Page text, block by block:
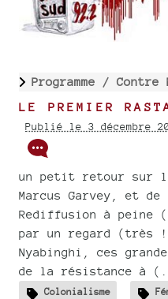
Programme /
LE PREMIER
Publié le 3 décembre
un petit retour sur
Marcus Garvey, et
Rediffusion à peine
par un regard (très
Nyabinghi, ces
de la résistance à
Colonialisme